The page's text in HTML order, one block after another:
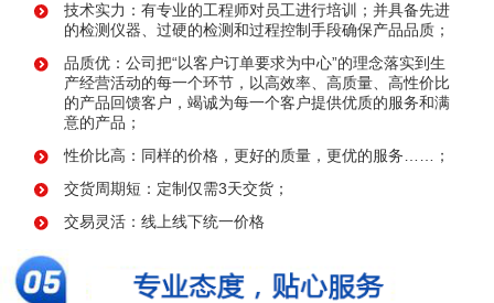
技术实力：有专业的工程师对员工进行培训；并具备先进
的检测仪器、过硬的检测和过程控制手段确保产品品质；
品质优：公司把“以客户订单要求为中心”的理念落实到生
产经营活动的每一个环节，以高效率、高质量、高性价比
的产品回馈客户，竭诚为每一个客户提供优质的服务和满
意的产品；
性价比高：同样的价格，更好的质量，更优的服务……；
交货周期短：定制仅需3天交货；
交易灵活：线上线下统一价格